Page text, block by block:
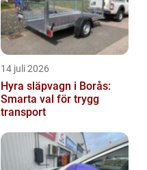
14 juli 2026
Hyra släpvagn i Borås:
Smarta val för trygg
transport